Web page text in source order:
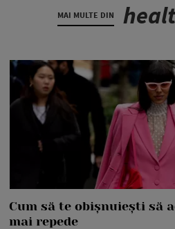
MAI MULTE DIN
Cum să te obișnuiești să
mai repede